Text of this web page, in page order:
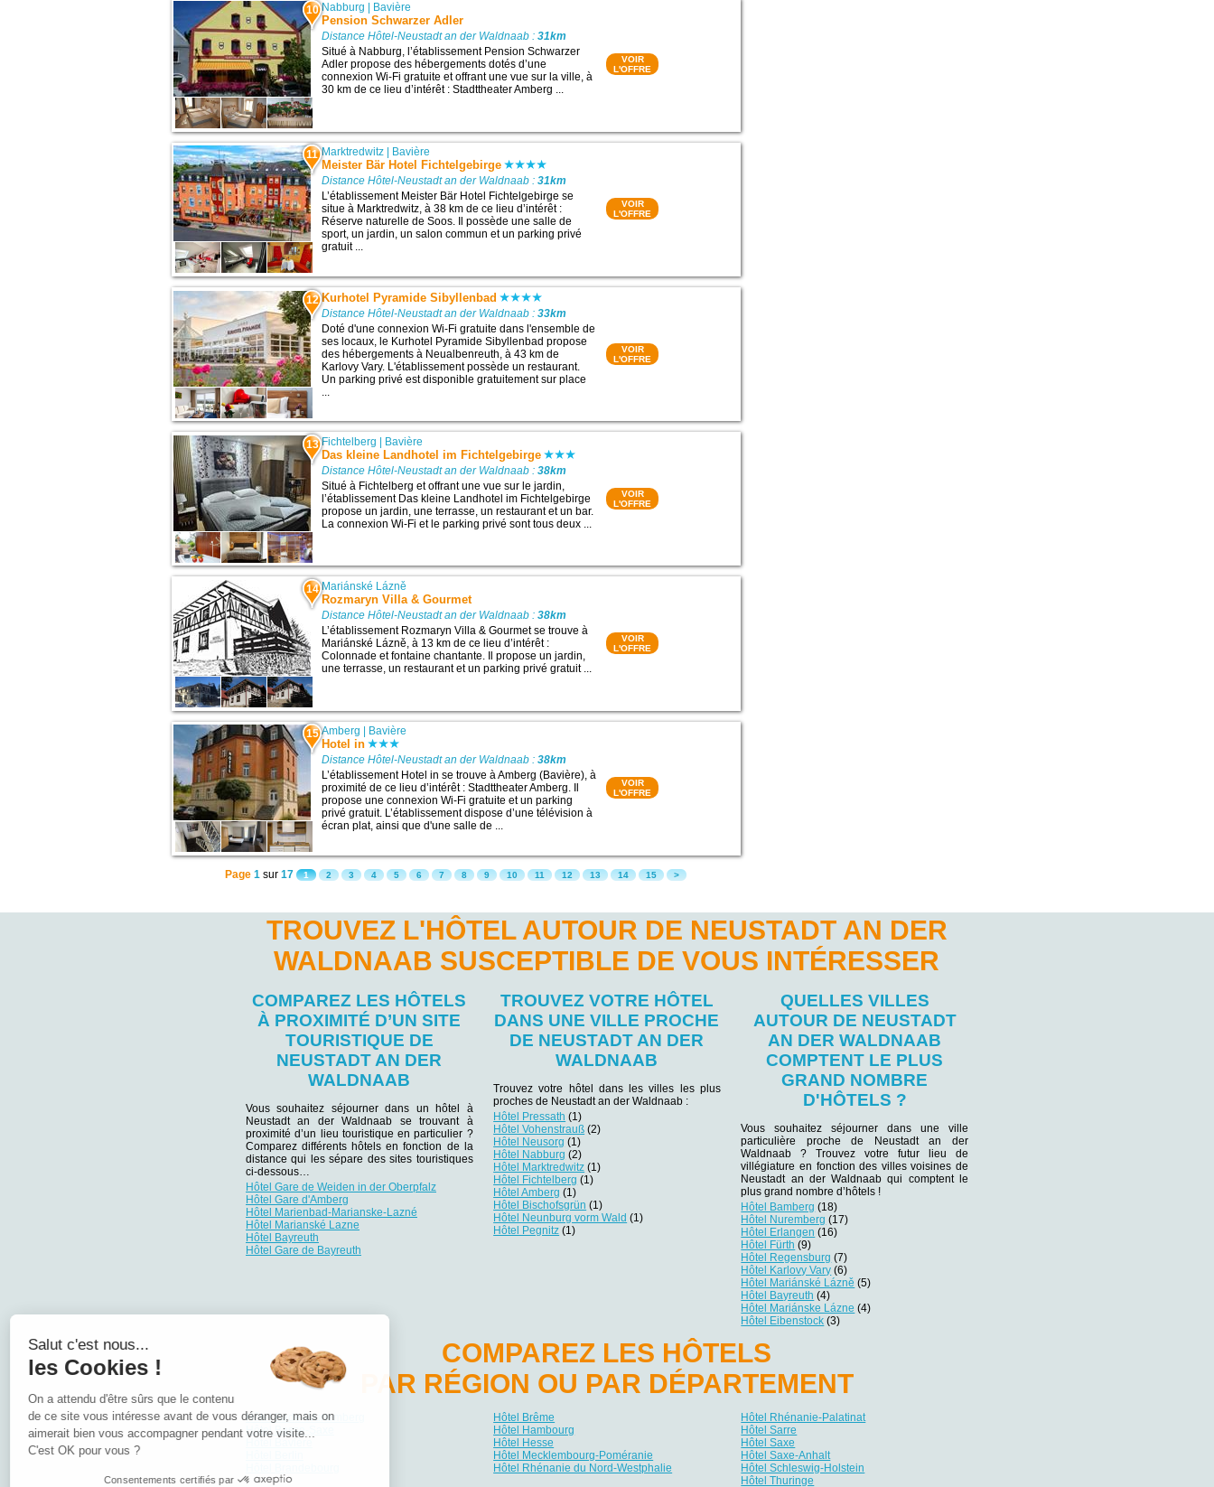
10 Nabburg Bavière
Pension Schwarzer Adler
Distance Hôtel-Neustadt an der Waldnaab :31km
Situé à Nabburg, l’établissement Pension Schwarzer
Adler propose des hébergements dotés d’une
connexion Wi-Fi gratuite et offrant une vue sur la ville, à
30 km de ce lieu d’intérêt : Stadttheater Amberg ...
VOIR
L'OFFRE
11 Marktredwitz Bavière
Meister Bär Hotel Fichtelgebirge
Distance Hôtel-Neustadt an der Waldnaab :31km
L’établissement Meister Bär Hotel Fichtelgebirge se
situe à Marktredwitz, à 38 km de ce lieu d’intérêt :
Réserve naturelle de Soos. Il possède une salle de
sport, un jardin, un salon commun et un parking privé
gratuit ...
VOIR
L'OFFRE
12 Kurhotel Pyramide Sibyllenbad
Distance Hôtel-Neustadt an der Waldnaab :33km
Doté d'une connexion Wi-Fi gratuite dans l'ensemble de
ses locaux, le Kurhotel Pyramide Sibyllenbad propose
des hébergements à Neualbenreuth, à 43 km de
Karlovy Vary. L'établissement possède un restaurant.
Un parking privé est disponible gratuitement sur place
VOIR
L'OFFRE
13 Fichtelberg | Bavière
Das kleine Landhotel im Fichtelgebirge
Distance Hôtel-Neustadt an der Waldnaab :38km
Situé à Fichtelberg et offrant une vue sur le jardin,
l’établissement Das kleine Landhotel im Fichtelgebirge
propose un jardin, une terrasse, un restaurant et un bar.
La connexion Wi-Fi et le parking privé sont tous deux ...
VOIR
L'OFFRE
14 Mariánské Lázně
Rozmaryn Villa & Gourmet
Distance Hôtel-Neustadt an der Waldnaab :38km
L’établissement Rozmaryn Villa & Gourmet se trouve à
Mariánské Lázně, à 13 km de ce lieu d’intérêt :
Colonnade et fontaine chantante. Il propose un jardin,
une terrasse, un restaurant et un parking privé gratuit ...
VOIR
L'OFFRE
15 Amberg Bavière
Hotel in
Distance Hôtel-Neustadt an der Waldnaab :38km
L’établissement Hotel in se trouve à Amberg (Bavière), à
proximité de ce lieu d’intérêt : Stadttheater Amberg. Il
propose une connexion Wi-Fi gratuite et un parking
privé gratuit. L’établissement dispose d’une télévision à
écran plat, ainsi que d'une salle de ...
VOIR
L'OFFRE
Page 1 sur17 1 2 3 4 5 6 7 8 9 10 11 12 13 14 15 >
TROUVEZ L'HÔTEL AUTOUR DE NEUSTADT AN DER
WALDNAAB SUSCEPTIBLE DE VOUS INTÉRESSER
COMPAREZ LES HÔTELS
À PROXIMITÉ D’UN SITE
TOURISTIQUE DE
NEUSTADT AN DER
WALDNAAB
Vous souhaitez séjourner dans un hôtel à
Neustadt an der Waldnaab se trouvant à
proximité d’un lieu touristique en particulier ?
Comparez différents hôtels en fonction de la
distance qui les sépare des sites touristiques
ci-dessous…
Hôtel Gare de Weiden in der Oberpfalz
Hôtel Gare d'Amberg
Hôtel Marienbad-Marianske-Lazné
Hôtel Marianské Lazne
Hôtel Bayreuth
Hôtel Gare de Bayreuth
TROUVEZ VOTRE HÔTEL
DANS UNE VILLE PROCHE
DE NEUSTADT AN DER
WALDNAAB
Trouvez votre hôtel dans les villes les plus
proches de Neustadt an der Waldnaab :
Hôtel Pressath (1)
Hôtel Vohenstrauß (2)
Hôtel Neusorg (1)
Hôtel Nabburg (2)
Hôtel Marktredwitz (1)
Hôtel Fichtelberg (1)
Hôtel Amberg (1)
Hôtel Bischofsgrün (1)
Hôtel Neunburg vorm Wald (1)
Hôtel Pegnitz (1)
QUELLES VILLES
AUTOUR DE NEUSTADT
AN DER WALDNAAB
COMPTENT LE PLUS
GRAND NOMBRE
D'HÔTELS ?
Vous souhaitez séjourner dans une ville
particulière proche de Neustadt an der
Waldnaab ? Trouvez votre futur lieu de
villégiature en fonction des villes voisines de
Neustadt an der Waldnaab qui comptent le
plus grand nombre d’hôtels !
Hôtel Bamberg (18)
Hôtel Nuremberg (17)
Hôtel Erlangen (16)
Hôtel Fürth (9)
Hôtel Regensburg (7)
Hôtel Karlovy Vary (6)
Hôtel Mariánské Lázně (5)
Hôtel Bayreuth (4)
Hôtel Mariánske Lázne (4)
Hôtel Eibenstock (3)
COMPAREZ LES HÔTELS
PAR RÉGION OU PAR DÉPARTEMENT
Hôtel Bade-Wurtemberg
Hôtel Basse-Saxe
Hôtel Brême
Hôtel Hambourg
Hôtel Hesse
Hôtel Mecklembourg-Poméranie
Hôtel Rhénanie du Nord-Westphalie
Hôtel Rhénanie-Palatinat
Hôtel Sarre
Hôtel Saxe
Hôtel Saxe-Anhalt
Hôtel Schleswig-Holstein
Hôtel Thuringe
Salut c'est nous...
les Cookies !
On a attendu d'être sûrs que le contenu
de ce site vous intéresse avant de vous déranger, mais on
aimerait bien vous accompagner pendant votre visite...
C'est OK pour vous ?
Consentements certifiés par